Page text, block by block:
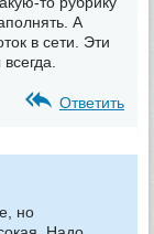
А
в сети. Эти
Ответить
но